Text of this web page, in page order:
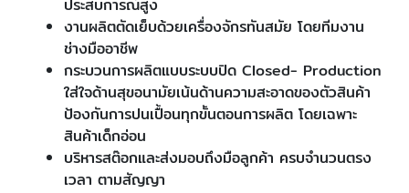
ประสบการณ์สูง
งานผลิตตัดเย็บด้วยเครื่องจักรทันสมัย โดยทีมงาน
ช่างมืออาชีพ
กระบวนการผลิตแบบระบบปิด Closed- Production
ใส่ใจด้านสุขอนามัยเน้นด้านความสะอาดของตัวสินค้า
ป้องกันการปนเปื้อนทุกขั้นตอนการผลิต โดยเฉพาะ
สินค้าเด็กอ่อน
บริหารสต๊อกและส่งมอบถึงมือลูกค้า ครบจำนวนตรง
เวลา ตามสัญญา